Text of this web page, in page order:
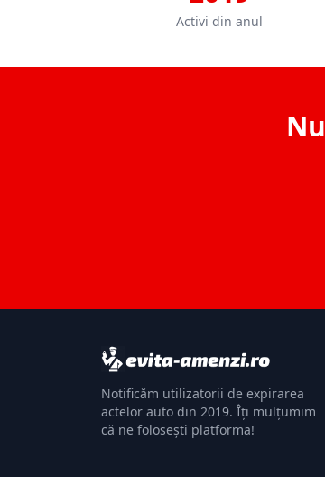
Activi din anul
Notificăm utilizatorii de expirarea
actelor auto din 2019. Îți mulțumim
că ne folosești platforma!